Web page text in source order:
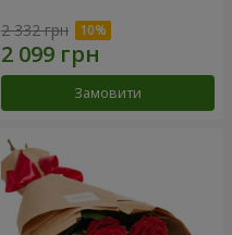
2 332 грн
Замовити